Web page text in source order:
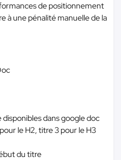
de positionnement
à une pénalité manuelle de la
dans google doc
le H2, titre 3 pour le H3
du titre